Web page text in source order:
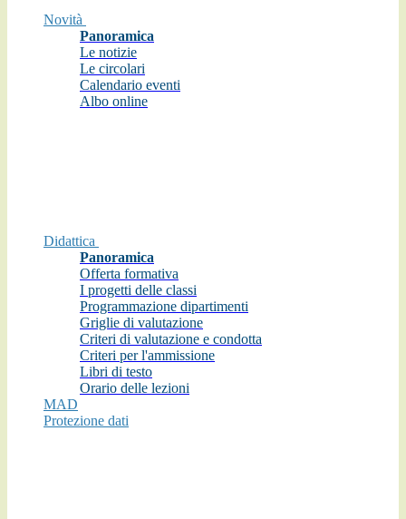
Novità
Panoramica
Le notizie
Le circolari
Calendario eventi
Albo online
Didattica
Panoramica
Offerta formativa
I progetti delle classi
Programmazione dipartimenti
Griglie di valutazione
Criteri di valutazione e condotta
Criteri per l'ammissione
Libri di testo
Orario delle lezioni
MAD
Protezione dati